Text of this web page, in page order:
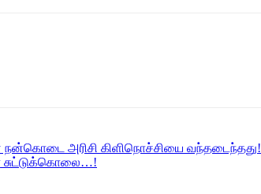
அரிசி கிளிநொச்சியை வந்தடைந்தது!
சுட்டுக்கொலை…!